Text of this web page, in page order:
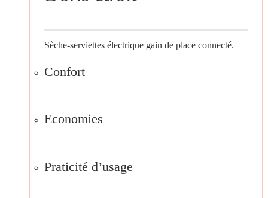
Sèche-serviettes électrique gain de place connecté.
Confort
Economies
Praticité d’usage